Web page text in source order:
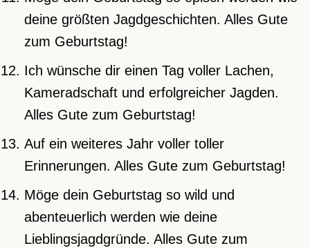
deine größten Jagdgeschichten. Alles Gute
zum Geburtstag!
Ich wünsche dir einen Tag voller Lachen,
Kameradschaft und erfolgreicher Jagden.
Alles Gute zum Geburtstag!
Auf ein weiteres Jahr voller toller
Erinnerungen. Alles Gute zum Geburtstag!
Möge dein Geburtstag so wild und
abenteuerlich werden wie deine
Lieblingsjagdgründe. Alles Gute zum